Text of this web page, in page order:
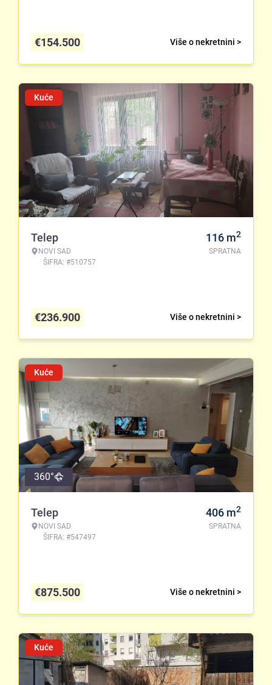
Više o nekretnini >
€154.500
Kuće
Telep
NOVI SAD
ŠIFRA: #510757
116 m2
SPRATNA
Više o nekretnini >
€236.900
Kuće
360°
Telep
NOVI SAD
ŠIFRA: #547497
406 m2
SPRATNA
Više o nekretnini >
€875.500
Kuće